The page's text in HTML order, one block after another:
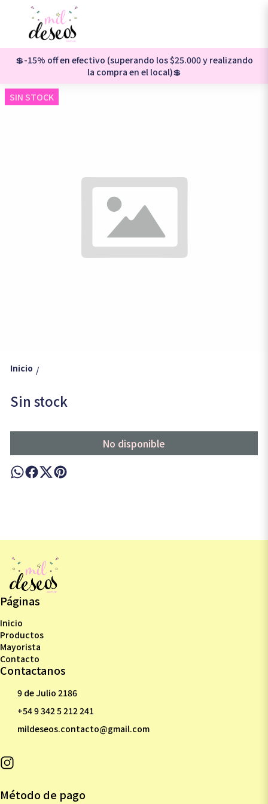
💲-15% off en efectivo (superando los $25.000 y realizando
la compra en el local)💲
SIN STOCK
Inicio /
Sin stock
No disponible
Páginas
Inicio
Productos
Mayorista
Contacto
Contactanos
9 de Julio 2186
+54 9 342 5 212 241
mildeseos.contacto@gmail.com
Método de pago